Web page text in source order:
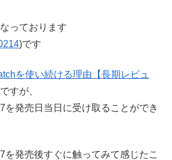
っております
)です
を使い続ける理由【長期レビュ
すが、
を発売日当日に受け取ることができ
を発売後すぐに触ってみて感じたこ